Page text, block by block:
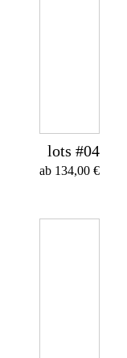
lots #04
ab 134,00 €